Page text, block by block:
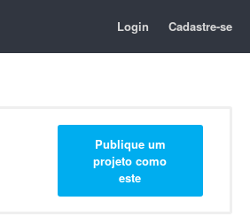
Login Cadastre-se
Publique um
projeto como
este